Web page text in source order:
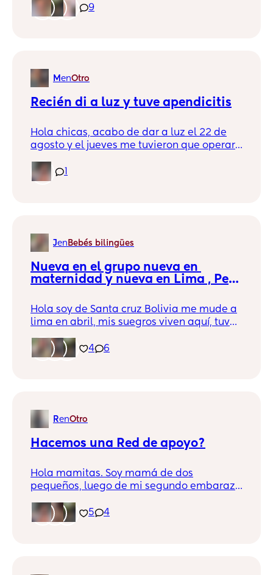
da brincos cuando duerme,
definitivamente ella esta asustada y ahora
Estoy muy triste es mi primer bebé y
también tengo miedo 🥺
9
M enOtro
Recién di a luz y tuve apendicitis
Hola chicas, acabo de dar a luz el 22 de
agosto y el jueves me tuvieron que operar
Estuve muy asustada porque mi cuerpo ya
había pasado por mucho, pero ya me
1
Jen Bebés bilingües
Nueva en el grupo nueva en
maternidad y nueva en Lima , Perú
Hola soy de Santa cruz Bolivia me mude a
lima en abril, mis suegros viven aquí, tuve
puedo decirles me siento super solita a
pesar de que tengo todo el apoyo de la
amistad, actualmente vivo en Lima, Breña.
4 6
RenOtro
Hacemos una Red de apoyo?
Hola mamitas. Soy mamá de dos
pequeños, luego de mi segundo embarazo
importa, siempre podemos volver a
empezar. Y si creamos un WhatsApp o nos
5 4